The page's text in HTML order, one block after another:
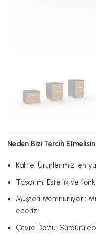
Neden Bizi Tercih
Kalite: Ürünlerimiz, en
Tasarım: Estetik ve
Müşteri Memnuniyeti:
ederiz.
Çevre Dostu: